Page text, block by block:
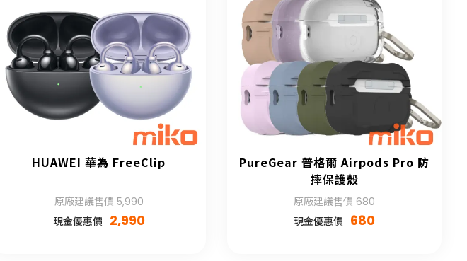
HUAWEI 華為 FreeClip
原廠建議售價 5,990
現金優惠價 2,990
PureGear 普格爾 Airpods Pro 防
摔保護殼
原廠建議售價 680
現金優惠價 680